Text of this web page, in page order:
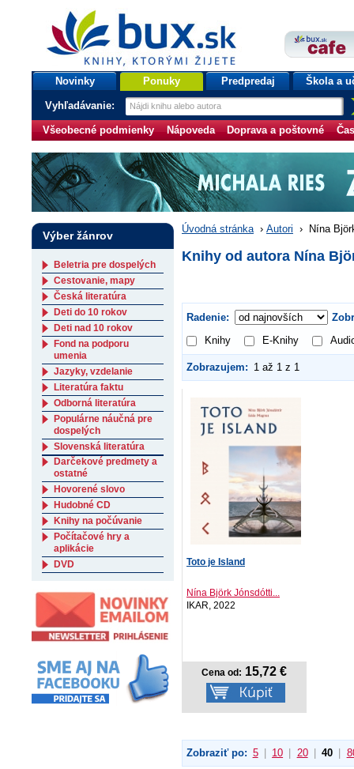
bux.sk
knihy, ktorými žijete
Úvodná stránka
Novinky Ponuky Predpredaj Škola a
Vyhľadávanie:
Všeobecné podmienky Nápoveda Doprava a poštovné
Úvodná stránka › Autori › Nína
Knihy od autora Nína
Radenie:
Knihy
E-Knihy
Zobrazujem: 1 až 1 z 1
Toto je Island
Nína Björk Jónsdótti...
IKAR, 2022
Cena od: 15,72 €
Zobraziť po: 5 10 20 40
Výber žánrov
Beletria pre dospelých
Cestovanie, mapy
Česká literatúra
Deti do 10 rokov
Deti nad 10 rokov
Fond na podporu
umenia
Jazyky, vzdelanie
Literatúra faktu
Odborná literatúra
Populárne náučná pre
dospelých
Slovenská literatúra
Darčekové predmety a
ostatné
Hovorené slovo
Hudobné CD
Knihy na počúvanie
Počítačové hry a
aplikácie
DVD